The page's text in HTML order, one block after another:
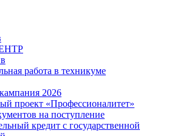
работа в техникуме
2026
проект «Профессионалитет»
на поступление
кредит с государственной